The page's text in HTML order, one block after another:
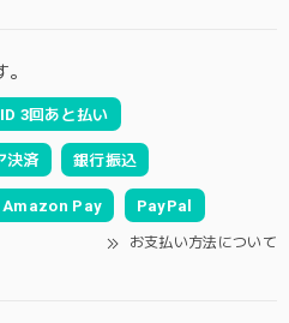
3回あと払い
決済 銀行振込
Amazon Pay PayPal
お支払い方法について